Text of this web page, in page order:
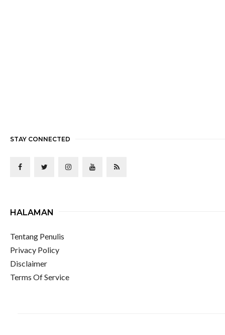
STAY CONNECTED
HALAMAN
Tentang Penulis
Privacy Policy
Disclaimer
Terms Of Service